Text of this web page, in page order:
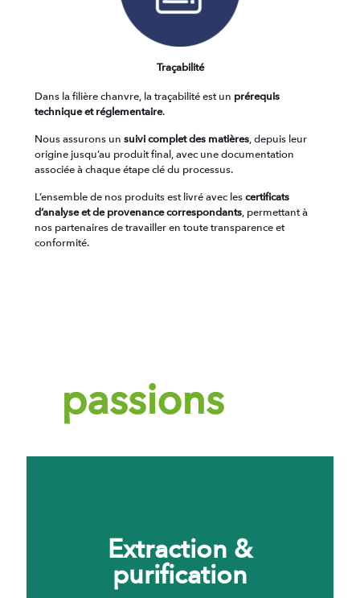
Traçabilité
Dans la filière chanvre, la traçabilité est un prérequis
technique et réglementaire.
Nous assurons un suivi complet des matières, depuis leur
origine jusqu’au produit final, avec une documentation
associée à chaque étape clé du processus.
L’ensemble de nos produits est livré avec lescertificats
d’analyse et de provenance correspondants, permettant à
nos partenaires de travailler en toute transparence et
conformité.
passions
Extraction &
purification